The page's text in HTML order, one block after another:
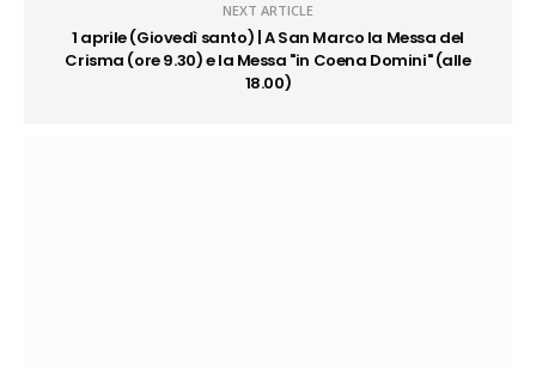
NEXT ARTICLE
1 aprile (Giovedì santo) | A San Marco la Messa del
Crisma (ore 9.30) e la Messa "in Coena Domini" (alle
18.00)